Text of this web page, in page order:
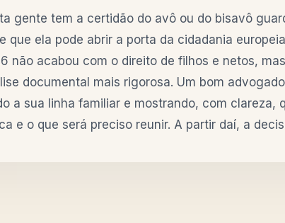
gente tem a certidão do avô ou do bisavô
que ela pode abrir a porta da cidadania
não acabou com o direito de filhos e netos,
documental mais rigorosa. Um bom
a sua linha familiar e mostrando, com clareza,
e o que será preciso reunir. A partir daí, a